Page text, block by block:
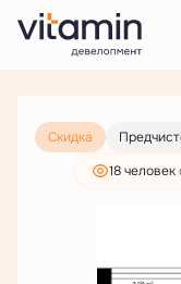
2-комнатная
Скидка
18 человек